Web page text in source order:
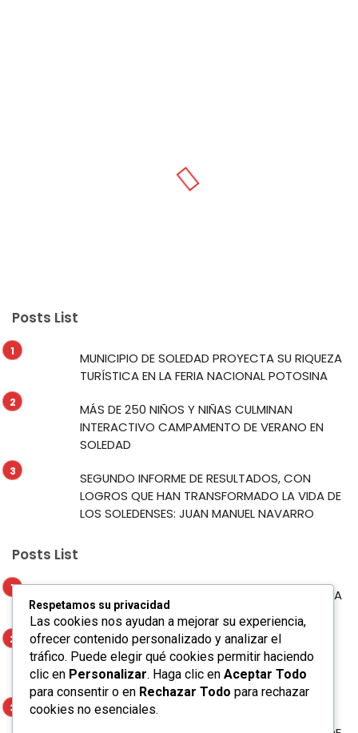
Posts List
MUNICIPIO DE SOLEDAD PROYECTA SU RIQUEZA
TURÍSTICA EN LA FERIA NACIONAL POTOSINA
MÁS DE 250 NIÑOS Y NIÑAS CULMINAN
INTERACTIVO CAMPAMENTO DE VERANO EN
SOLEDAD
SEGUNDO INFORME DE RESULTADOS, CON
LOGROS QUE HAN TRANSFORMADO LA VIDA DE
LOS SOLEDENSES: JUAN MANUEL NAVARRO
Posts List
MUNICIPIO DE SOLEDAD PROYECTA SU RIQUEZA
TURÍSTICA EN LA FERIA NACIONAL POTOSINA
MÁS DE 250 NIÑOS Y NIÑAS CULMINAN
INTERACTIVO CAMPAMENTO DE VERANO EN
SOLEDAD
SEGUNDO INFORME DE RESULTADOS, CON
Respetamos su privacidad
Las cookies nos ayudan a mejorar su experiencia,
ofrecer contenido personalizado y analizar el
tráfico. Puede elegir qué cookies permitir haciendo
clic en Personalizar. Haga clic en Aceptar Todo
para consentir o en Rechazar Todo para rechazar
cookies no esenciales.